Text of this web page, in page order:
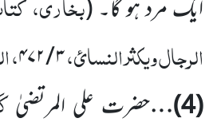
ایک مرد ہو گا۔(
الرجال ویکثر النسائ،۳/۴۷۲،
(
4
)…حضرت علی المرتضیٰ